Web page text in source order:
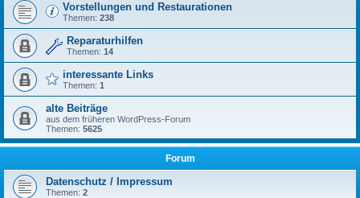
Vorstellungen und Restaurationen
Themen: 238
Reparaturhilfen
Themen: 14
interessante Links
Themen: 1
alte Beiträge
aus dem früheren WordPress-Forum
Themen: 5625
Forum
Datenschutz / Impressum
Themen: 2